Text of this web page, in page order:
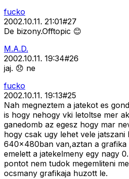
fucko
2002.10.11. 21:01#27
De bizony.Offtopic 😊
M.A.D.
2002.10.11. 19:34#26
jaj. 😞 ne
fucko
2002.10.11. 19:13#25
Nah megneztem a jatekot es
is hogy nehogy vki letoltse mer
ganedomb az egesz hogy mar
hogy csak ugy lehet vele jatszani
640x480ban van,aztan a grafika
emelett a jatekelmeny egy nagy
pontot nem tudok megemliteni
ocsmany grafikaja huzott le.